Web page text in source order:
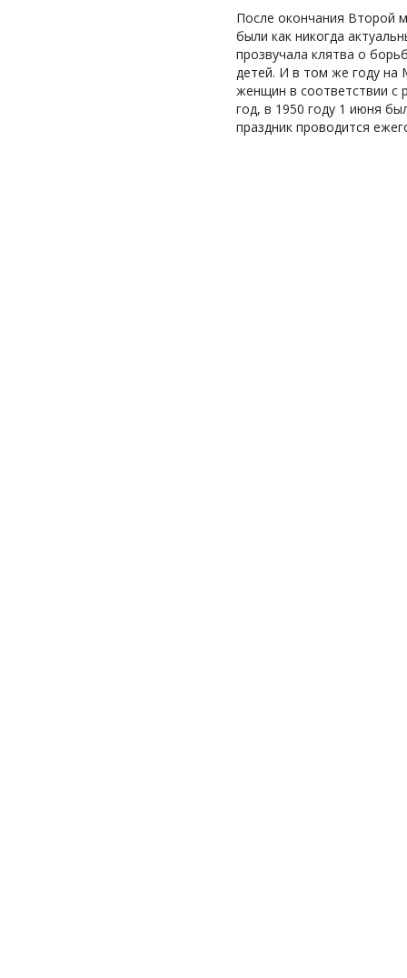
После окончания Второй
были как никогда
прозвучала клятва о
детей. И в том же году на
женщин в соответствии с
год, в 1950 году 1 июня
праздник проводится